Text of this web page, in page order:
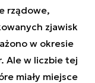
rządowe,
zjawisk
w okresie
Ale w liczbie tej
miały miejsce